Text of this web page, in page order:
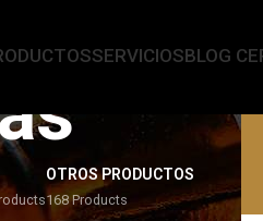
SERVICIOSBLOG
OTROS PRODUCTOS
168 Products